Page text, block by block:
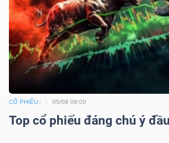
CỔ PHIẾU 05/08 08:00
Top cổ phiếu đáng chú ý